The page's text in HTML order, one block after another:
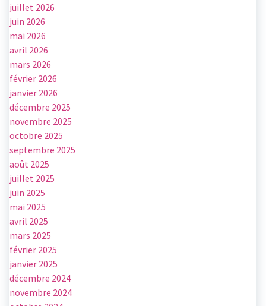
juillet 2026
juin 2026
mai 2026
avril 2026
mars 2026
février 2026
janvier 2026
décembre 2025
novembre 2025
octobre 2025
septembre 2025
août 2025
juillet 2025
juin 2025
mai 2025
avril 2025
mars 2025
février 2025
janvier 2025
décembre 2024
novembre 2024